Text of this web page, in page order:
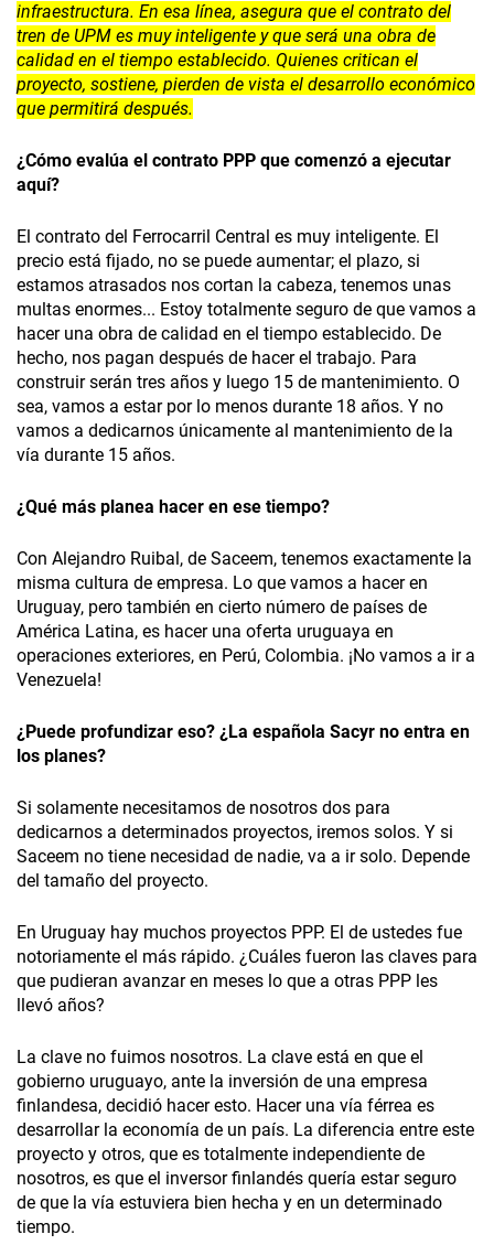
infraestructura. En esa línea, asegura que el contrato del
tren de UPM es muy inteligente y que será una obra de
calidad en el tiempo establecido. Quienes critican el
proyecto, sostiene, pierden de vista el desarrollo económico
que permitirá después.
¿Cómo evalúa el contrato PPP que comenzó a ejecutar
aquí?
El contrato del Ferrocarril Central es muy inteligente. El
precio está fijado, no se puede aumentar; el plazo, si
estamos atrasados nos cortan la cabeza, tenemos unas
multas enormes... Estoy totalmente seguro de que vamos a
hacer una obra de calidad en el tiempo establecido. De
hecho, nos pagan después de hacer el trabajo. Para
construir serán tres años y luego 15 de mantenimiento. O
sea, vamos a estar por lo menos durante 18 años. Y no
vamos a dedicarnos únicamente al mantenimiento de la
vía durante 15 años.
¿Qué más planea hacer en ese tiempo?
Con Alejandro Ruibal, de Saceem, tenemos exactamente la
misma cultura de empresa. Lo que vamos a hacer en
Uruguay, pero también en cierto número de países de
América Latina, es hacer una oferta uruguaya en
operaciones exteriores, en Perú, Colombia. ¡No vamos a ir a
Venezuela!
¿Puede profundizar eso? ¿La española Sacyr no entra en
los planes?
Si solamente necesitamos de nosotros dos para
dedicarnos a determinados proyectos, iremos solos. Y si
Saceem no tiene necesidad de nadie, va a ir solo. Depende
del tamaño del proyecto.
En Uruguay hay muchos proyectos PPP. El de ustedes fue
notoriamente el más rápido. ¿Cuáles fueron las claves para
que pudieran avanzar en meses lo que a otras PPP les
llevó años?
La clave no fuimos nosotros. La clave está en que el
gobierno uruguayo, ante la inversión de una empresa
finlandesa, decidió hacer esto. Hacer una vía férrea es
desarrollar la economía de un país. La diferencia entre este
proyecto y otros, que es totalmente independiente de
nosotros, es que el inversor finlandés quería estar seguro
de que la vía estuviera bien hecha y en un determinado
tiempo.